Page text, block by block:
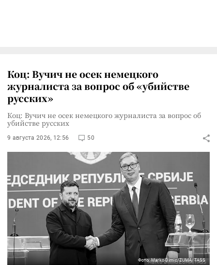
Коц: Вучич не осек немецкого
журналиста за вопрос об «убийстве
русских»
Коц: Вучич не осек немецкого журналиста за вопрос об
убийстве русских
9 августа 2026, 12:56 50
Фото: Marko Dimic/ZUMA/TASS